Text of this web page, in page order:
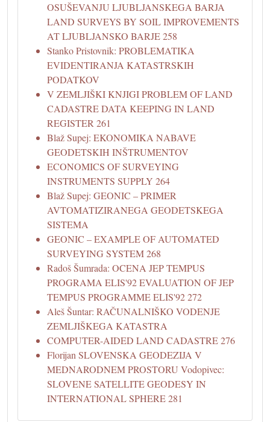
OSUŠEVANJU LJUBLJANSKEGA BARJA
LAND SURVEYS BY SOIL IMPROVEMENTS
AT LJUBLJANSKO BARJE 258
Stanko Pristovnik: PROBLEMATIKA
EVIDENTIRANJA KATASTRSKIH
PODATKOV
V ZEMLJIŠKI KNJIGI PROBLEM OF LAND
CADASTRE DATA KEEPING IN LAND
REGISTER 261
Blaž Supej: EKONOMIKA NABAVE
GEODETSKIH INŠTRUMENTOV
ECONOMICS OF SURVEYING
INSTRUMENTS SUPPLY 264
Blaž Supej: GEONIC – PRIMER
AVTOMATIZIRANEGA GEODETSKEGA
SISTEMA
GEONIC – EXAMPLE OF AUTOMATED
SURVEYING SYSTEM 268
Radoš Šumrada: OCENA JEP TEMPUS
PROGRAMA ELIS'92 EVALUATION OF JEP
TEMPUS PROGRAMME ELIS'92 272
Aleš Šuntar: RAČUNALNIŠKO VODENJE
ZEMLJIŠKEGA KATASTRA
COMPUTER-AIDED LAND CADASTRE 276
Florijan SLOVENSKA GEODEZIJA V
MEDNARODNEM PROSTORU Vodopivec:
SLOVENE SATELLITE GEODESY IN
INTERNATIONAL SPHERE 281